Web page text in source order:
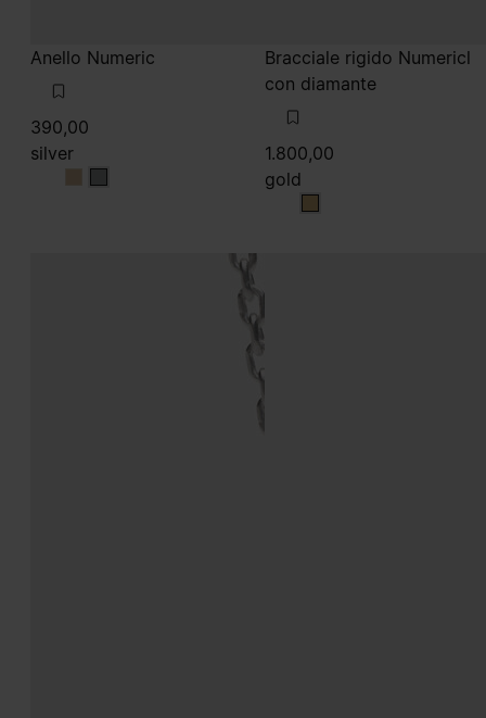
Anello Numeric
390,00
silver
silversilver
Bracciale rigido Numericl
con diamante
1.800,00
gold
gold